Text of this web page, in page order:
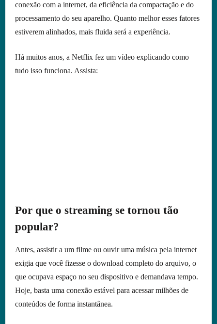
conexão com a internet, da eficiência da compactação e do
processamento do seu aparelho. Quanto melhor esses fatores
estiverem alinhados, mais fluida será a experiência.
Há muitos anos, a Netflix fez um vídeo explicando como
tudo isso funciona. Assista:
Por que o streaming se tornou tão
popular?
Antes, assistir a um filme ou ouvir uma música pela internet
exigia que você fizesse o download completo do arquivo, o
que ocupava espaço no seu dispositivo e demandava tempo.
Hoje, basta uma conexão estável para acessar milhões de
conteúdos de forma instantânea.